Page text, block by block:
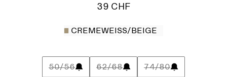
39 CHF
CREMEWEISS/BEIGE
50/56 62/68 74/80